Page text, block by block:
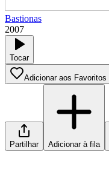
Bastionas
2007
Tocar
Adicionar aos Favoritos
Partilhar Adicionar à fila